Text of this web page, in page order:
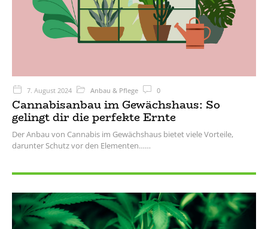
7. August 2024 Anbau & Pflege 0
Cannabisanbau im Gewächshaus: So
gelingt dir die perfekte Ernte
Der Anbau von Cannabis im Gewächshaus bietet viele Vorteile,
darunter Schutz vor den Elementen…